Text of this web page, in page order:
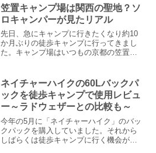
は、既に大量のキャンプ道具を所有して
いるのですが、いまだに普段からAmazon
や楽天のサイトを定期的に見て、「何か
いいものないかなぁ」なんて考えていま
す。そんな私が今回の楽天スーパーセー
ルの「お買い得なキャンプ道具」という
ンプ道具の収納場所の問題もあって、新
たにキャンプ道具を買うなら、今持って
いるものをどうにかしないといけないの
で、買うべきか悩んでいます。
笠置キャンプ場は関西の聖地？ソ
ロキャンパーが見たリアル
先日、急にキャンプに行きたくなり約10
か月ぶりの徒歩キャンプに行ってきまし
た。キャンプ場はいつもの京都の笠置キ
す。徒歩で行ける他のキャンプ場も探し
ているのですが、なかなか良いキャンプ
場が無くていつも笠置キャンプ場に行っ
てしまいます。。いつもと同じような行
程なのですがこれから徒歩キャンプを始
める方など、どなたかの参考になれば嬉
しいです。
ネイチャーハイクの60Lバックパ
ックを徒歩キャンプで使用レビュ
ー～ラドウェザーとの比較も～
今年の5月に「ネイチャーハイク」のバッ
クパックを購入していました。それから
しばらくは徒歩キャンプに行く機会がな